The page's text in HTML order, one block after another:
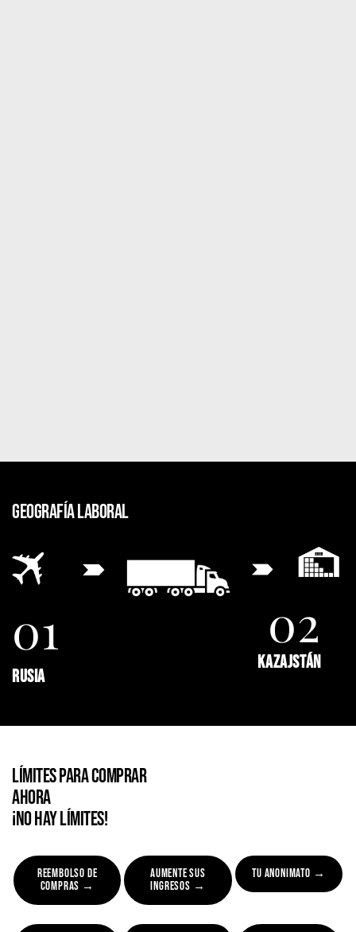
GEOGRAFÍA LABORAL
01
RUSIA
02
KAZAJSTÁN
LÍMITES PARA COMPRAR
AHORA
¡NO HAY LÍMITES!
REEMBOLSO DE
COMPRAS →
AUMENTE SUS
INGRESOS →
TU ANONIMATO →